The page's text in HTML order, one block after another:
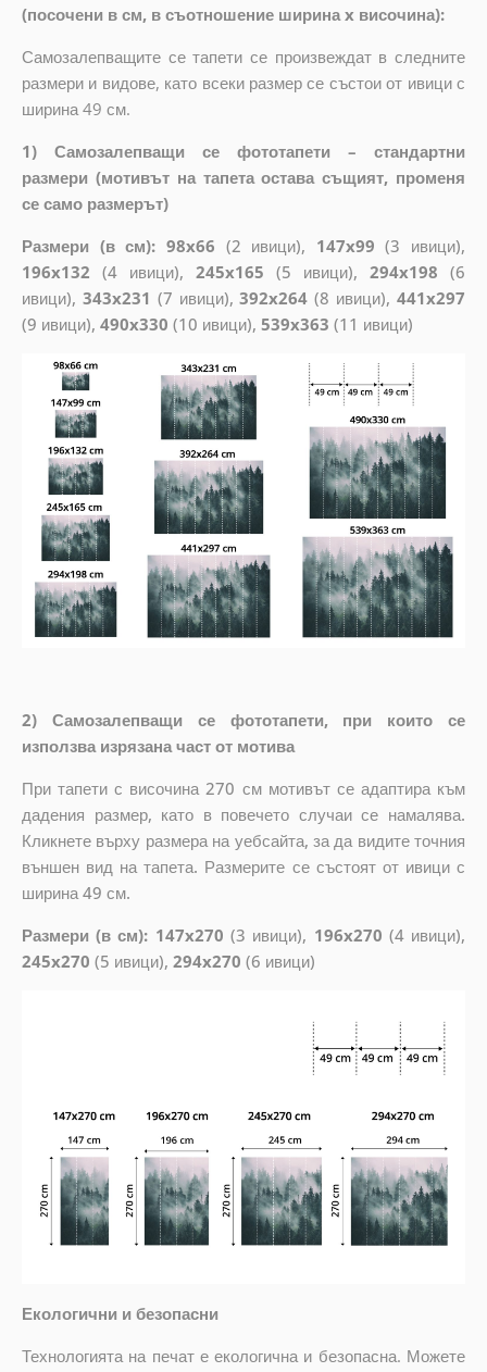
(посочени в см, в съотношение ширина x височина):
Самозалепващите се тапети се произвеждат в следните
размери и видове, като всеки размер се състои от ивици с
ширина 49 см.
1) Самозалепващи се фототапети – стандартни
размери (мотивът на тапета остава същият, променя
се само размерът)
Размери (в см): 98x66 (2 ивици), 147x99 (3 ивици),
196x132 (4 ивици), 245x165 (5 ивици),294x198 (6
ивици), 343x231 (7 ивици),392x264 (8 ивици),441x297
(9 ивици), 490x330 (10 ивици), 539x363 (11 ивици)
2) Самозалепващи се фототапети, при които се
използва изрязана част от мотива
При тапети с височина 270 см мотивът се адаптира към
дадения размер, като в повечето случаи се намалява.
Кликнете върху размера на уебсайта, за да видите точния
външен вид на тапета. Размерите се състоят от ивици с
ширина 49 см.
Размери (в см): 147x270 (3 ивици), 196x270 (4 ивици),
245x270 (5 ивици), 294x270 (6 ивици)
Екологични и безопасни
Технологията на печат е екологична и безопасна. Можете